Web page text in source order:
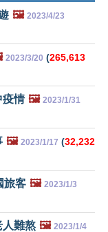
🖼️ 2023/4/23
2023/3/20 (265,613
疫情 🖼️ 2023/1/31
🖼️ 2023/1/17 (32,232
旅客 🖼️ 2023/1/3
人難熬 🖼️ 2023/1/4